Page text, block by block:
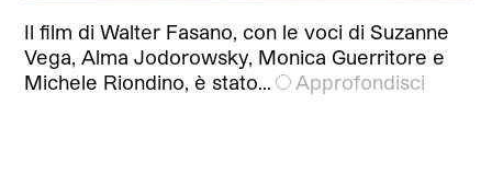
Il film di Walter Fasano, con le voci di Suzanne
Vega, Alma Jodorowsky, Monica Guerritore e
Michele Riondino, è stato…
Approfondisci